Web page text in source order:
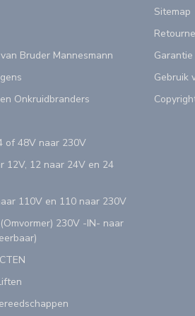
Bruder Mannesmann
Onkruidbranders
of 48V naar 230V
12V, 12 naar 24V en 24
110V en 110 naar 230V
230V -IN- naar
Sitemap
Gebruik